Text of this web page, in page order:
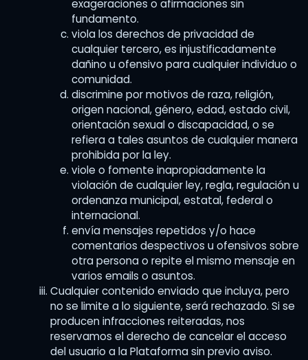
exageraciones o afirmaciones sin
fundamento.
viola los derechos de privacidad de
cualquier tercero, es injustificadamente
dañino u ofensivo para cualquier individuo o
comunidad.
discrimine por motivos de raza, religión,
origen nacional, género, edad, estado civil,
orientación sexual o discapacidad, o se
refiera a tales asuntos de cualquier manera
prohibida por la ley.
viole o fomente inapropiadamente la
violación de cualquier ley, regla, regulación u
ordenanza municipal, estatal, federal o
internacional.
envía mensajes repetidos y/o hace
comentarios despectivos u ofensivos sobre
otra persona o repite el mismo mensaje en
varios emails o asuntos.
Cualquier contenido enviado que incluya, pero
no se limite a lo siguiente, será rechazado. Si se
producen infracciones reiteradas, nos
reservamos el derecho de cancelar el acceso
del usuario a la Plataforma sin previo aviso.